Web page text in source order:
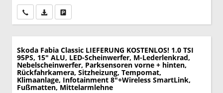
Wir rufen Sie anPDF-Datei, Fahrzeugexposé drucken
Skoda Fabia Classic LIEFERUNG KOSTENLOS! 1.0 TSI
95PS, 15" ALU, LED-Scheinwerfer, M-Lederlenkrad,
Nebelscheinwerfer, Parksensoren vorne + hinten,
Rückfahrkamera, Sitzheizung, Tempomat,
Klimaanlage, Infotainment 8"+Wireless SmartLink,
Fußmatten, Mittelarmlehne